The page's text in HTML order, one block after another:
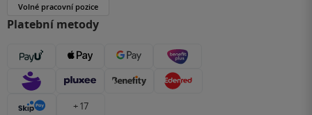
Volné pracovní pozice
Platební metody
+ 17